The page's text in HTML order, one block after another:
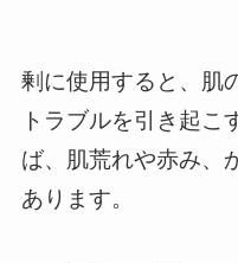
スクラ
剰に使用すると、肌
トラブルを引き起こ
ば、肌荒れや赤み、
あります。